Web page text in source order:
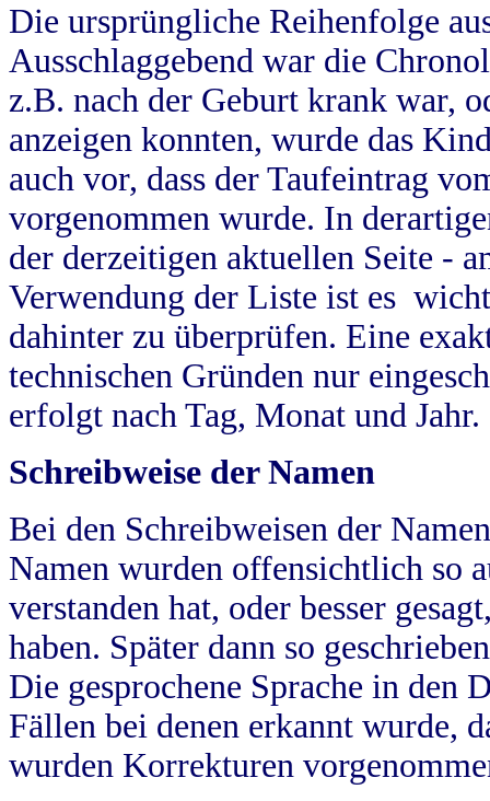
Die ursprüngliche Reihenfolge
Ausschlaggebend war die
z.B. nach der Geburt krank war,
anzeigen konnten, wurde das
auch vor, dass der Taufeintrag
vorgenommen wurde. In
der derzeitigen aktuellen Seite -
Verwendung der Liste ist es
dahinter zu überprüfen. Eine
technischen Gründen nur
erfolgt nach Tag, Monat und Jahr.
Schreibweise der Namen
Bei den Schreibweisen der
Namen wurden offensichtlich so
verstanden hat, oder besser
haben. Später dann so
Die gesprochene Sprache in
Fällen bei denen erkannt wurde,
wurden Korrekturen